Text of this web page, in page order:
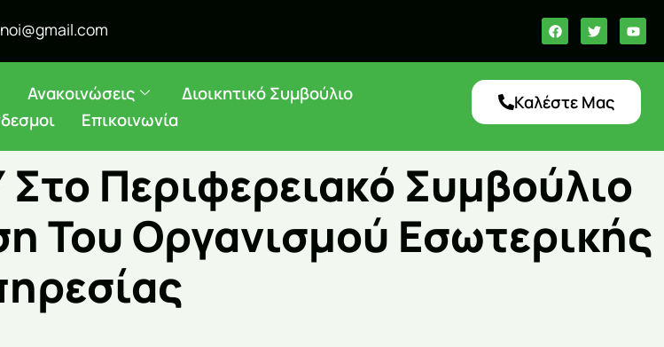
Ανακοινώσεις
Διοικητικό Συμβούλιο
Επικοινωνία
Καλέστε Μας
Περιφερειακό Συμβούλιο
Του Οργανισμού Εσωτερικής